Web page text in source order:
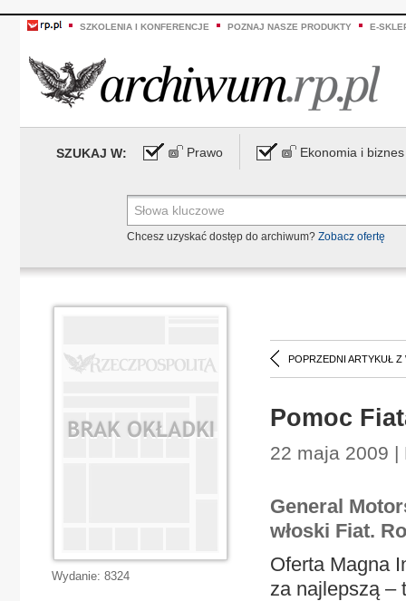
SZKOLENIA I KONFERENCJE POZNAJ NASZE PRODUKTY E-
SZUKAJ W: Prawo Ekonomia i biznes
Chcesz uzyskać dostęp do archiwum? Zobacz ofertę
POPRZEDNI ARTYKUŁ Z
Pomoc
22 maja 2009 |
General
włoski Fiat.
Oferta Magna
za najlepszą –
Wydanie: 8324